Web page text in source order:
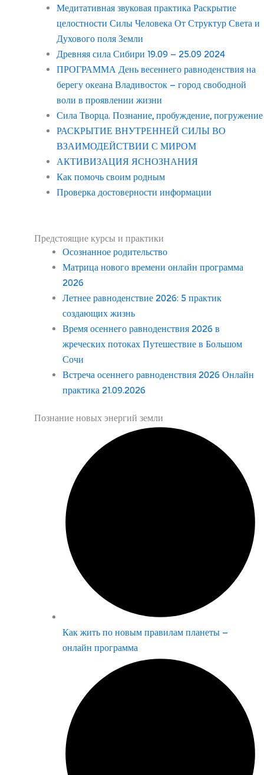
Медитативная звуковая практика Раскрытие
целостности Силы Человека От Структур Света и
Духового поля Земли
Древняя сила Сибири 19.09 – 25.09 2024
ПРОГРАММА День весеннего равноденствия на
берегу океана Владивосток – город свободной
воли в проявлении жизни
Сила Творца. Познание, пробуждение, погружение
РАСКРЫТИЕ ВНУТРЕННЕЙ СИЛЫ ВО
ВЗАИМОДЕЙСТВИИ С МИРОМ
АКТИВИЗАЦИЯ ЯСНОЗНАНИЯ
Как помочь своим родным
Проверка достоверности информации
Предстоящие курсы и практики
Осознанное родительство
Матрица нового времени онлайн программа
2026
Летнее равноденствие 2026: 5 практик
создающих жизнь
Время осеннего равноденствия 2026 в
жреческих потоках Путешествие в Большом
Сочи
Встреча осеннего равноденствия 2026 Онлайн
практика 21.09.2026
Познание новых энергий земли
Как жить по новым правилам планеты –
онлайн программа